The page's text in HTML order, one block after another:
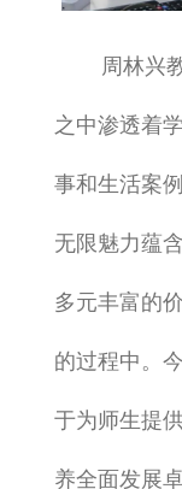
周林兴
之中渗透着
事和生活案
无限魅力蕴
多元丰富的
的过程中。
于为师生提
养全面发展